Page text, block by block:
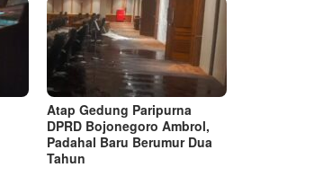
Atap Gedung Paripurna
DPRD Bojonegoro Ambrol,
Padahal Baru Berumur Dua
Tahun